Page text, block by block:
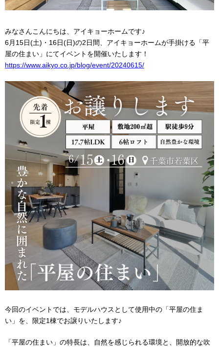
みなさんこんにちは、アイキョーホームです♪
6月15日(土)・16日(日)の2日間、アイキョーホームが手掛ける「平
屋の住まい」にてイベントを開催いたします！
https://www.aikyo.co.jp/blog/event/20240615/
今回のイベントでは、モデルハウスとして使用中の「平屋の住ま
い」を、限定1棟でお譲りいたします♪
「平屋の住まい」の特長は、自然を感じられる環境と、開放的な吹